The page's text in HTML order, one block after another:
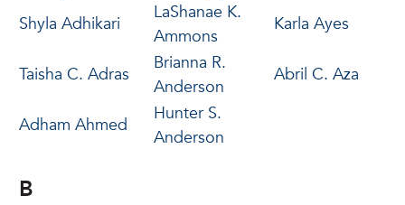
Shyla Adhikari
LaShanae K.
Ammons
Karla Ayes
Taisha C. Adras
Brianna R.
Anderson
Abril C. Aza
Adham Ahmed
Hunter S.
Anderson
B